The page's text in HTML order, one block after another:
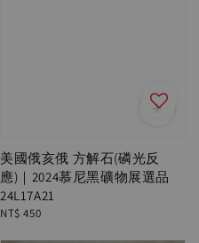
美國俄亥俄 方解石(磷光反
應)｜2024慕尼黑礦物展選品
24L17A21
Regular
NT$ 450